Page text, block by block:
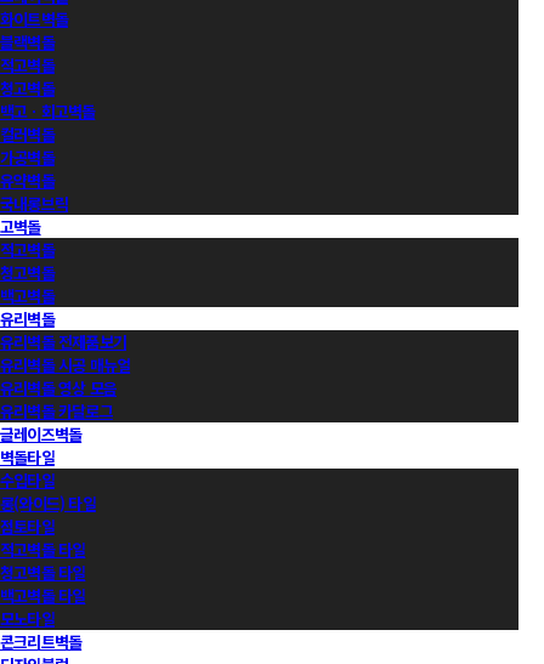
화이트벽돌
블랙벽돌
적고벽돌
청고벽돌
백고ㆍ회고벽돌
컬러벽돌
가공벽돌
유약벽돌
국내롱브릭
고벽돌
적고벽돌
청고벽돌
백고벽돌
유리벽돌
유리벽돌 전제품보기
유리벽돌 시공 매뉴얼
유리벽돌 영상 모음
유리벽돌 카달로그
글레이즈벽돌
벽돌타일
수입타일
롱(와이드) 타일
점토타일
적고벽돌 타일
청고벽돌 타일
백고벽돌 타일
모노타일
콘크리트벽돌